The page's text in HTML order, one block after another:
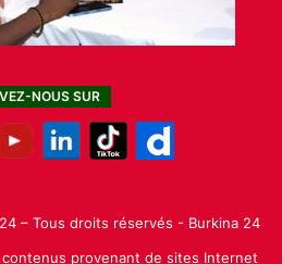
NOUS SUR
– Tous droits réservés - Burkina 24
provenant de sites Internet